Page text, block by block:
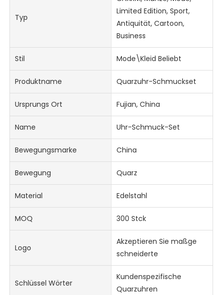
Typ
Limited Edition, Sport,
Antiquität, Cartoon,
Business
Stil Mode\Kleid Beliebt
Produktname Quarzuhr-Schmuckset
Ursprungs Ort Fujian, China
Name Uhr-Schmuck-Set
Bewegungsmarke China
Bewegung Quarz
Material Edelstahl
MOQ 300 Stck
Logo
Akzeptieren Sie maßge
schneiderte
Schlüssel Wörter
Kundenspezifische
Quarzuhren